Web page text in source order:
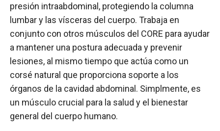
presión intraabdominal, protegiendo la columna
lumbar y las vísceras del cuerpo. Trabaja en
conjunto con otros músculos del CORE para ayudar
a mantener una postura adecuada y prevenir
lesiones, al mismo tiempo que actúa como un
corsé natural que proporciona soporte a los
órganos de la cavidad abdominal. Simplmente, es
un músculo crucial para la salud y el bienestar
general del cuerpo humano.